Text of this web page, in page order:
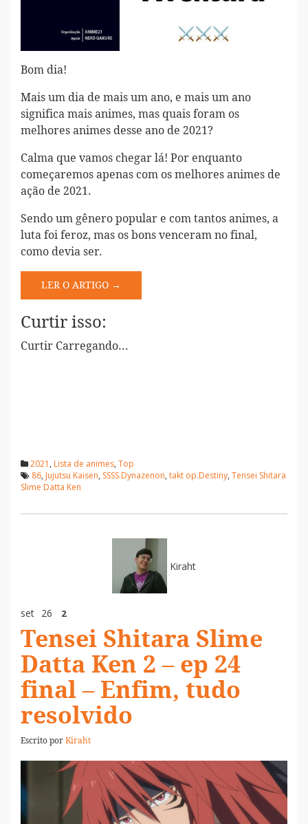
Bom dia!
Mais um dia de mais um ano, e mais um ano
significa mais animes, mas quais foram os
melhores animes desse ano de 2021?
Calma que vamos chegar lá! Por enquanto
começaremos apenas com os melhores animes de
ação de 2021.
Sendo um gênero popular e com tantos animes, a
luta foi feroz, mas os bons venceram no final,
como devia ser.
LER O ARTIGO →
Curtir isso:
Curtir Carregando...
2021 , Lista de animes, Top
86, Jujutsu Kaisen, SSSS.Dynazenon, takt op.Destiny, Tensei Shitara
Slime Datta Ken
Kiraht
set 26 2
Tensei Shitara Slime
Datta Ken 2 – ep 24
final – Enfim, tudo
resolvido
Escrito porKiraht